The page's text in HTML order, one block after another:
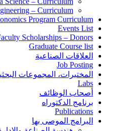
– Curriculum
Program Curriculum
Events List
Scholarships – Donors
Graduate Course list
العلاقات الصناعية
Job Posting
المختبرات، المجموعات
Labs
أصحاب الوظائف
برنامج الدكتوراه
Publications
البرامج الموصى بها